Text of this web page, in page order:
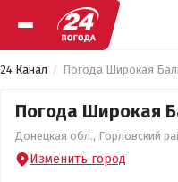
24 Канал Погода Широкая
Погода Широкая
Донецкая обл., Горловский
Изменить город